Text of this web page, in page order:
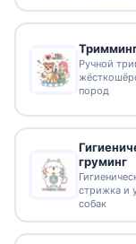
Ручной
пород
груминг
стрижка и
собак